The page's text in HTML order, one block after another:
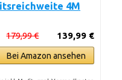
4M
139,99 €
179,99 €
Bei Amazon ansehen